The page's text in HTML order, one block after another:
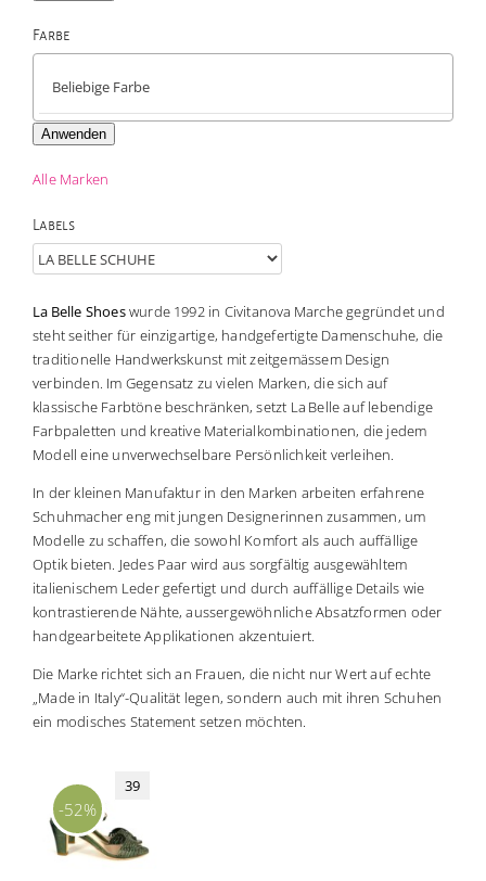
La Belle Shoeswurde 1992 in Civitanova Marche gegründet und
steht seither für einzigartige, handgefertigte Damenschuhe, die
traditionelle Handwerkskunst mit zeitgemässem Design
verbinden. Im Gegensatz zu vielen Marken, die sich auf
klassische Farbtöne beschränken, setzt La Belle auf lebendige
Farbpaletten und kreative Materialkombinationen, die jedem
Modell eine unverwechselbare Persönlichkeit verleihen.
In der kleinen Manufaktur in den Marken arbeiten erfahrene
Schuhmacher eng mit jungen Designerinnen zusammen, um
Modelle zu schaffen, die sowohl Komfort als auch auffällige
Optik bieten. Jedes Paar wird aus sorgfältig ausgewähltem
italienischem Leder gefertigt und durch auffällige Details wie
kontrastierende Nähte, aussergewöhnliche Absatzformen oder
handgearbeitete Applikationen akzentuiert.
Die Marke richtet sich an Frauen, die nicht nur Wert auf echte
„Made in Italy“-Qualität legen, sondern auch mit ihren Schuhen
ein modisches Statement setzen möchten.
-52%
39
Farbe
Anwenden
Alle Marken
Labels